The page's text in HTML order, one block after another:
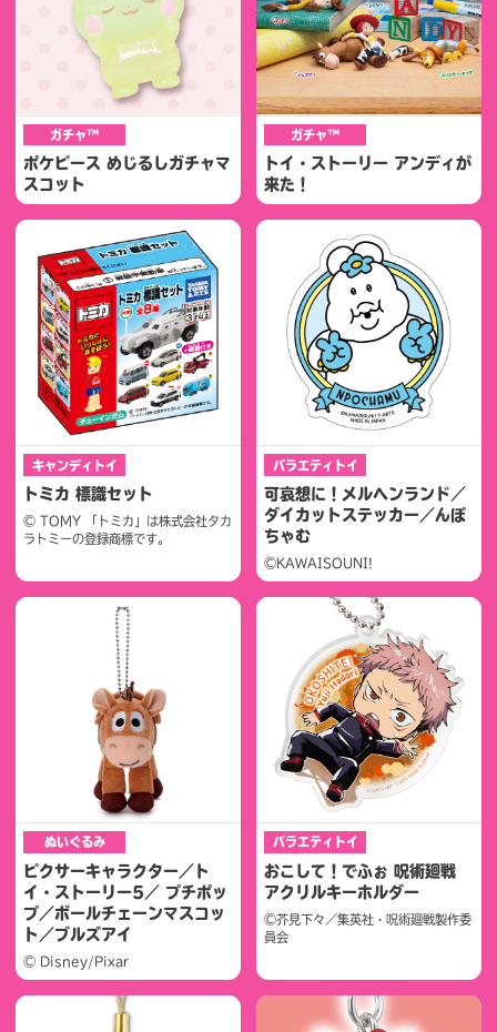
ガチャ™
ポケピース めじるしガチャマ
スコット
ガチャ™
トイ・ストーリー アンディが
来た！
キャンディトイ
トミカ 標識セット
© TOMY 「トミカ」は株式会社タカ
ラトミーの登録商標です。
バラエティトイ
可哀想に！メルヘンランド／
ダイカットステッカー／んぽ
ちゃむ
©KAWAISOUNI!
ぬいぐるみ
ピクサーキャラクター／ト
イ・ストーリー5／ プチポッ
プ／ボールチェーンマスコッ
ト／ブルズアイ
© Disney/Pixar
バラエティトイ
おこして！でふぉ 呪術廻戦
アクリルキーホルダー
©芥見下々／集英社・呪術廻戦製作委
員会